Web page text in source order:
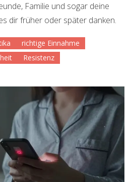
Familie und sogar deine
dir früher oder später danken.
richtige Einnahme
Resistenz